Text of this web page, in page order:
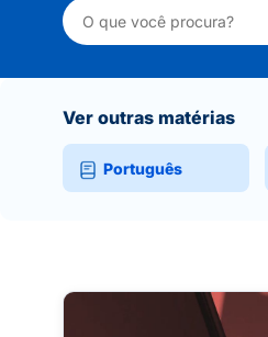
Ver outras matérias
Português